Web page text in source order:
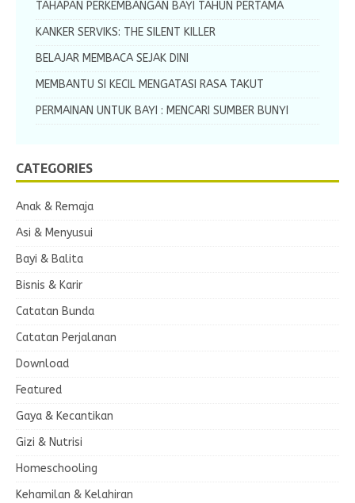
TAHAPAN PERKEMBANGAN BAYI TAHUN PERTAMA
KANKER SERVIKS: THE SILENT KILLER
BELAJAR MEMBACA SEJAK DINI
MEMBANTU SI KECIL MENGATASI RASA TAKUT
PERMAINAN UNTUK BAYI : MENCARI SUMBER BUNYI
CATEGORIES
Anak & Remaja
Asi & Menyusui
Bayi & Balita
Bisnis & Karir
Catatan Bunda
Catatan Perjalanan
Download
Featured
Gaya & Kecantikan
Gizi & Nutrisi
Homeschooling
Kehamilan & Kelahiran